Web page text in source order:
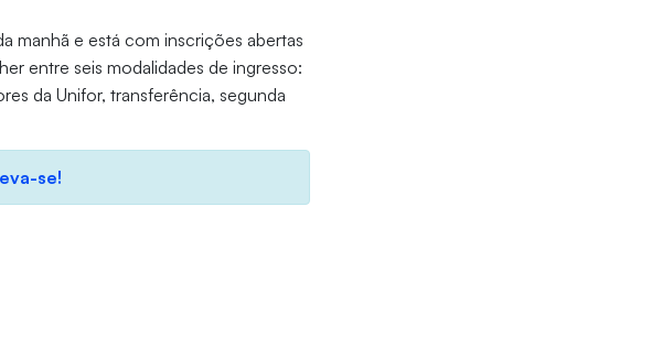
manhã e está com inscrições abertas
entre seis modalidades de ingresso:
da Unifor, transferência, segunda
se!